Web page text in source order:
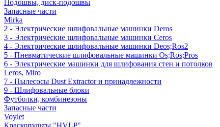
Подошвы, диск-подошвы
Запасные части
Mirka
2 - Электрические шлифовальные машинки Deros
3 - Электрические шлифовальные машинки Ceros
4 - Электрические шлифовальные машинки Deos;Ros2
5 - Пневматические шлифовальные машинки Os;Ros;Pros
6 - Электрические машинки для шлифования стен и потолков
Leros, Miro
7 - Пылесосы Dust Extractor и принадлежности
9 - Шлифовальные блоки
Футболки, комбинезоны
Запасные части
Voylet
Краскопульты "HVLP"